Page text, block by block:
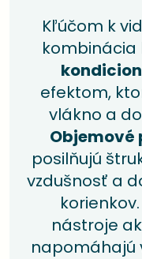
Kľúčom k
kombinácia
efektom,
vlákno a
Objemové
posilňujú
vzdušnosť a
nástroje
napomáhajú